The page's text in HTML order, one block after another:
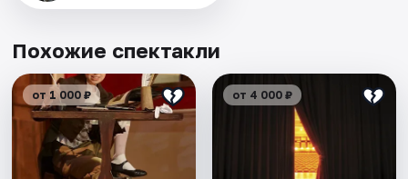
Похожие спектакли
от 1 000 ₽ от 4 000 ₽